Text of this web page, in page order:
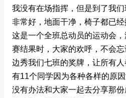
我没有在场指挥，但是到了我
非常好，地面干净，椅子都已经
这是一个全班总动员的运动会
赛结果时，大家的欢呼，不会
边秀我们七班的奖牌，让所有人
有11个同学因为各种各样的原
没有办法和大家一起去分享那